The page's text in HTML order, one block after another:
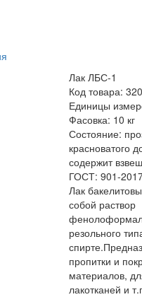
Лак ЛБС-1
Код товара: 320
Единицы
Фасовка: 10 кг
Состояние:
красноватого
содержит
ГОСТ: 901-
Лак
собой раствор
резольного
пропитки и
материалов,
лакотканей и